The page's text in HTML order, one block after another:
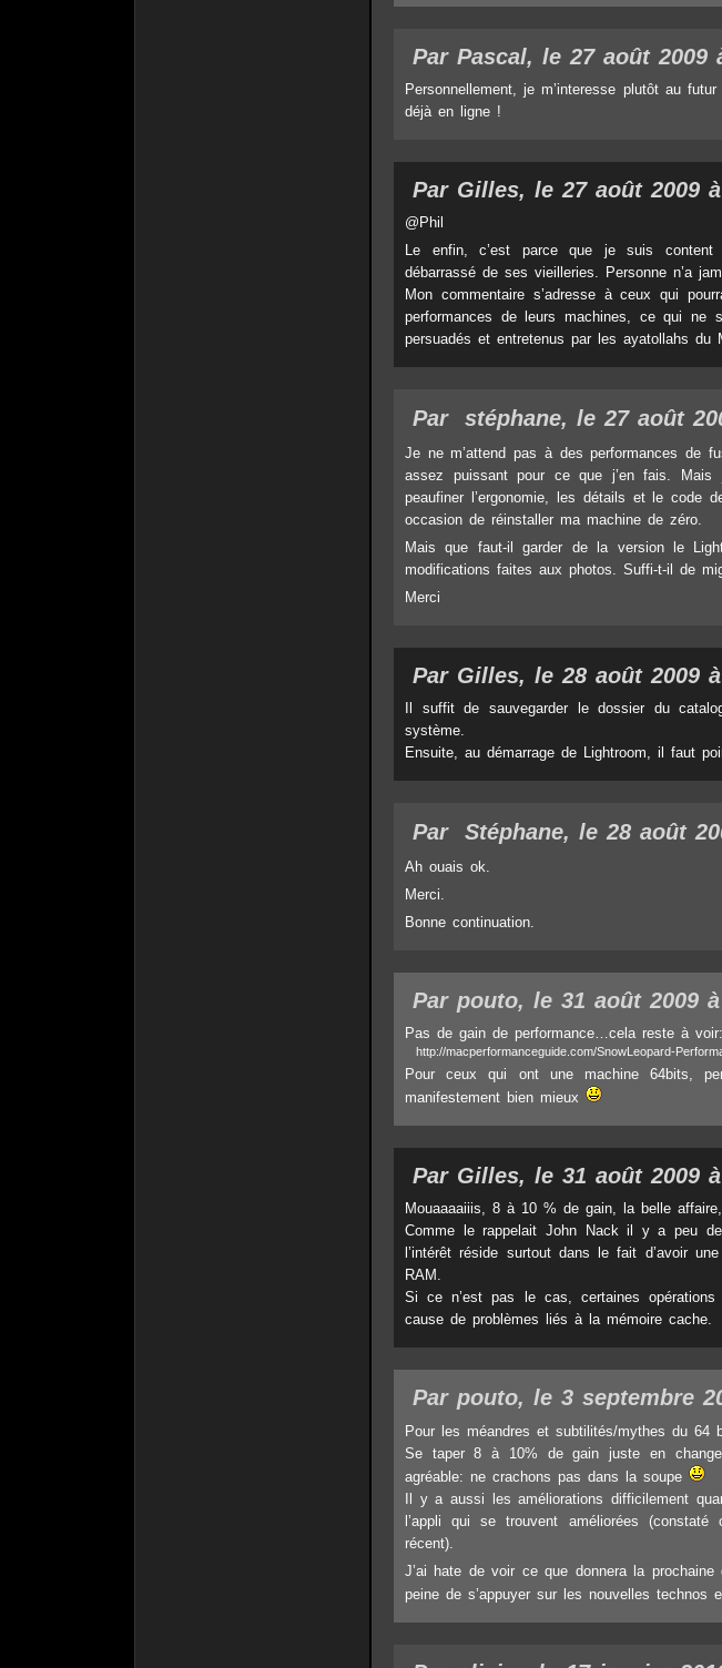
Par Pascal, le 27 août 2009
Personnellement, je m’interesse plutôt au
déjà en ligne !
Par Gilles, le 27 août 2009
@Phil
Le enfin, c’est parce que je suis
débarrassé de ses vieilleries. Personne n’a
Mon commentaire s’adresse à ceux qui
performances de leurs machines, ce qui ne
persuadés et entretenus par les ayatollahs du
Par stéphane, le 27 août
Je ne m’attend pas à des performances de
assez puissant pour ce que j’en fais.
peaufiner l’ergonomie, les détails et le code
occasion de réinstaller ma machine de zéro.
Mais que faut-il garder de la version le
modifications faites aux photos. Suffi-t-il de
Merci
Par Gilles, le 28 août 2009
Il suffit de sauvegarder le dossier du
système.
Ensuite, au démarrage de Lightroom, il faut
Par Stéphane, le 28 août
Ah ouais ok.
Merci.
Bonne continuation.
Par pouto, le 31 août 2009
Pas de gain de performance…cela reste à voir:
http://macperformanceguide.com/SnowLeopard-
Pour ceux qui ont une machine 64bits,
manifestement bien mieux
Par Gilles, le 31 août 2009
Mouaaaaiiis, 8 à 10 % de gain, la belle
Comme le rappelait John Nack il y a peu
l’intérêt réside surtout dans le fait d’avoir
RAM.
Si ce n’est pas le cas, certaines
cause de problèmes liés à la mémoire cache.
Par pouto, le 3 septembre
Pour les méandres et subtilités/mythes du 64
Se taper 8 à 10% de gain juste en
agréable: ne crachons pas dans la soupe
Il y a aussi les améliorations difficilement
l’appli qui se trouvent améliorées
récent).
J’ai hate de voir ce que donnera la
peine de s’appuyer sur les nouvelles technos